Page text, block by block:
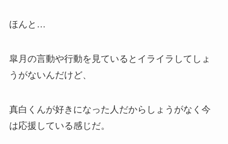
ほんと…
皐月の言動や行動を見ているとイライラしてしょ
うがないんだけど、
真白くんが好きになった人だからしょうがなく今
は応援している感じだ。